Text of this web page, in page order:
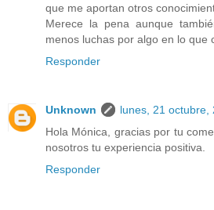
que me aportan otros
Merece la pena aunque
menos luchas por algo en lo que
Responder
Unknown
lunes, 21 octubre,
Hola Mónica, gracias por tu
nosotros tu experiencia positiva.
Responder